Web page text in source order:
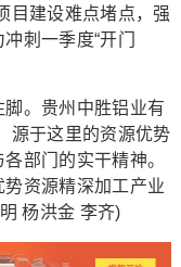
目建设难点堵点，强
刺一季度“开门
。贵州中胜铝业有
源于这里的资源优势
部门的实干精神。
资源精深加工产业
杨洪金 李齐)